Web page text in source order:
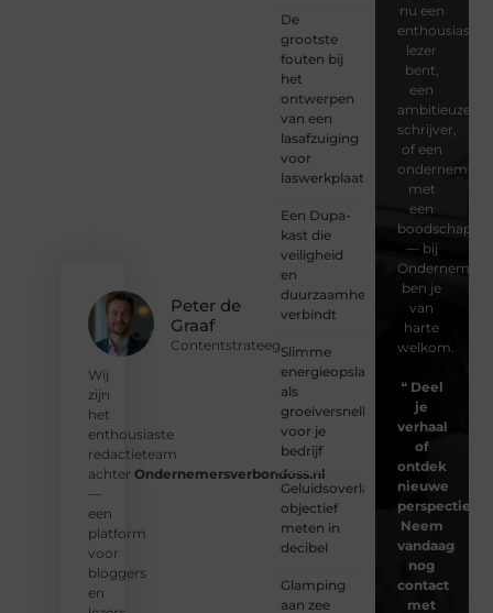
Peter de
Graaf
Contentstrateeg
Wij
zijn
het
enthousiaste
redactieteam
achter Ondernemersverbondoss.nl
—
een
platform
voor
bloggers
en
De
grootste
fouten bij
het
ontwerpen
van een
lasafzuiging
voor
laswerkplaatsen
Een Dupa-
kast die
veiligheid
en
duurzaamheid
verbindt
Slimme
energieopslag
als
groeiversneller
voor je
bedrijf
Geluidsoverlast
objectief
meten in
decibel
Glamping
aan zee
nu een
enthousiaste
lezer
bent,
een
ambitieuze
schrijver,
of een
ondernemer
met
een
boodschap
— bij
ben je
van
harte
welkom.
❝ Deel
je
verhaal
of
ontdek
nieuwe
Neem
vandaag
nog
contact
met